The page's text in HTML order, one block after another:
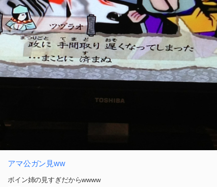
アマ公ガン見ww
ボイン姉の見すぎだからwwww